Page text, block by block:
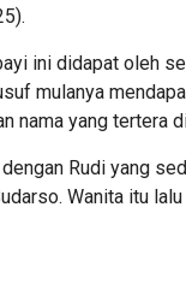
ini didapat oleh
mulanya
nama yang tertera
Rudi yang
Wanita itu